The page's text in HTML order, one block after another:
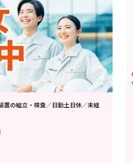
置の組立・検査／日勤土日休／未経